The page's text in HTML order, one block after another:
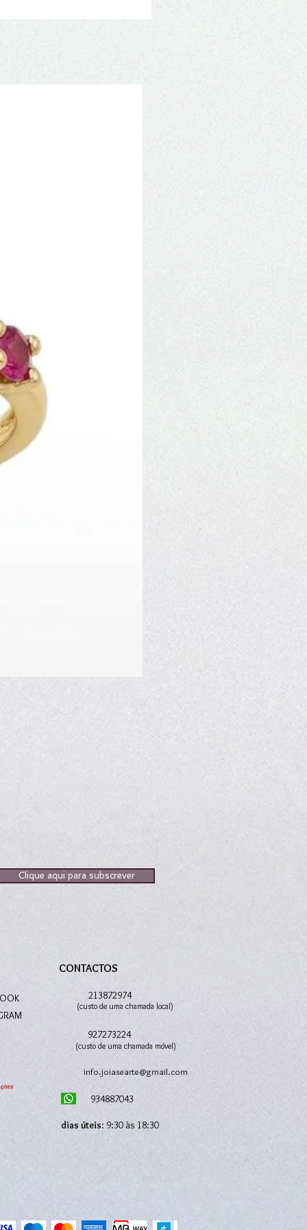
Clique aqui para subscrever
CONTACTOS
213872974
(custo de uma chamada local)
927273224
(custo de uma chamada móvel)
info.joiasearte@gmail.com
934887043
dias úteis: 9:30 às 18:30